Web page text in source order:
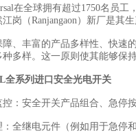
在全球拥有超过1750名员
岗（Ranjangaon）新厂是其
障、丰富的产品多样性、快速
多样。这一原则使其能够保
全系列进口安全光电开关
：安全开关产品组合、急停
全继电元件（例如用于急停